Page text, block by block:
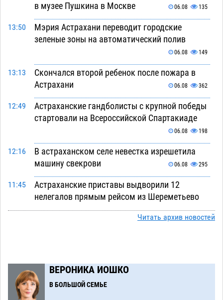
в музее Пушкина в Москве
06.08 135
13:50
Мэрия Астрахани переводит городские
зеленые зоны на автоматический полив
06.08 149
13:13
Скончался второй ребенок после пожара в
Астрахани
06.08 362
12:49
Астраханские гандболисты с крупной победы
стартовали на Всероссийской Спартакиаде
06.08 198
12:16
В астраханском селе невестка изрешетила
машину свекрови
06.08 295
11:45
Астраханские приставы выдворили 12
нелегалов прямым рейсом из Шереметьево
06.08 192
10:30
В Астрахани несовершеннолетнему дали
условные 1,5 года за найденные 200 г
растения с наркотой
Читать архив новостей
ВЕРОНИКА ИОШКО
В БОЛЬШОЙ СЕМЬЕ